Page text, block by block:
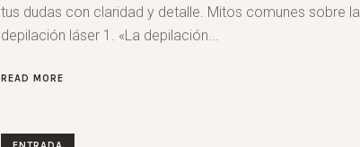
tus dudas con claridad y detalle. Mitos comunes sobre la
depilación láser 1. «La depilación...
READ MORE